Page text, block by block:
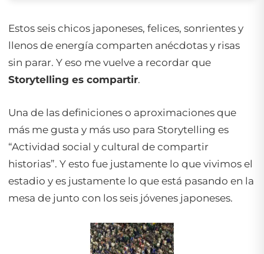
Estos seis chicos japoneses, felices, sonrientes y
llenos de energía comparten anécdotas y risas
sin parar. Y eso me vuelve a recordar que
Storytelling es compartir.
Una de las definiciones o aproximaciones que
más me gusta y más uso para Storytelling es
“Actividad social y cultural de compartir
historias”. Y esto fue justamente lo que vivimos el
estadio y es justamente lo que está pasando en la
mesa de junto con los seis jóvenes japoneses.